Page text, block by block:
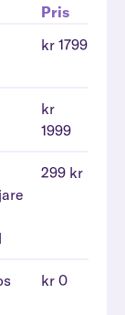
Pris
kr 1799
kr
1999
299 kr
kr 0